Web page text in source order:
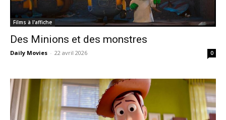
Films à l'affiche
Des Minions et des monstres
Daily Movies - 22 avril 2026 0